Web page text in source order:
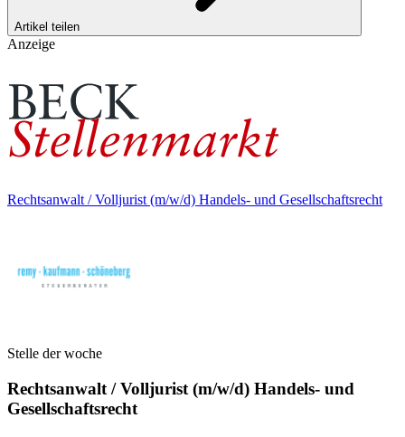
Artikel teilen
Anzeige
Rechtsanwalt / Volljurist (m/w/d) Handels- und Gesellschaftsrecht
Stelle der woche
Rechtsanwalt / Volljurist (m/w/d) Handels- und
Gesellschaftsrecht